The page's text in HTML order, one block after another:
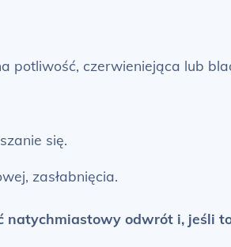
potliwość, czerwieniejąca lub
się.
zasłabnięcia.
odwrót i, jeśli